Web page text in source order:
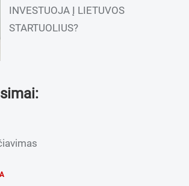
INVESTUOJA Į LIETUVOS
STARTUOLIUS?